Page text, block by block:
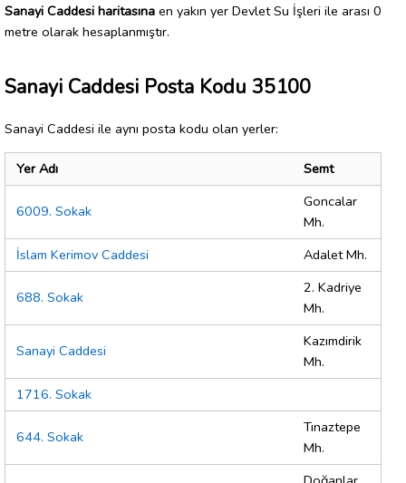
Sanayi Caddesi haritasına en yakın yer Devlet Su İşleri ile arası 0
metre olarak hesaplanmıştır.
Sanayi Caddesi Posta Kodu 35100
Sanayi Caddesi ile aynı posta kodu olan yerler:
Yer Adı Semt
6009. Sokak
Goncalar
Mh.
İslam Kerimov Caddesi
Adalet Mh.
688. Sokak
2. Kadriye
Mh.
Sanayi Caddesi
Kazımdirik
Mh.
1716. Sokak
644. Sokak
Tınaztepe
Mh.